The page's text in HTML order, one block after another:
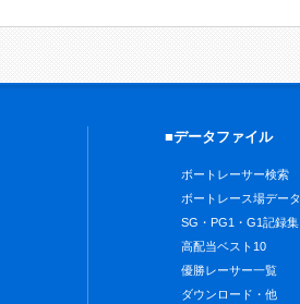
■データファイル
ボートレーサー検索
ボートレース場データ
SG・PG1・G1記録集
高配当ベスト10
優勝レーサー一覧
ダウンロード・他